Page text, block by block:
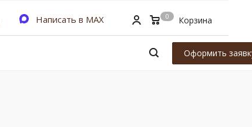
Написать в MAX Корзина
0
Оформить